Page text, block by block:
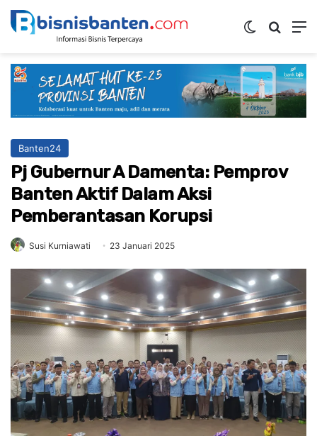
Switch skin
Banten24
Pj Gubernur A Damenta: Pemprov
Banten Aktif Dalam Aksi
Pemberantasan Korupsi
Susi Kurniawati 23 Januari 2025